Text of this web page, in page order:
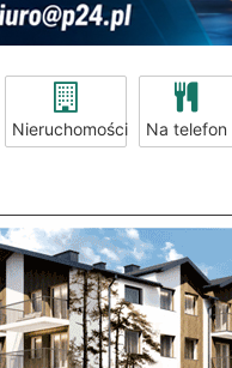
Nieruchomości Na telefon